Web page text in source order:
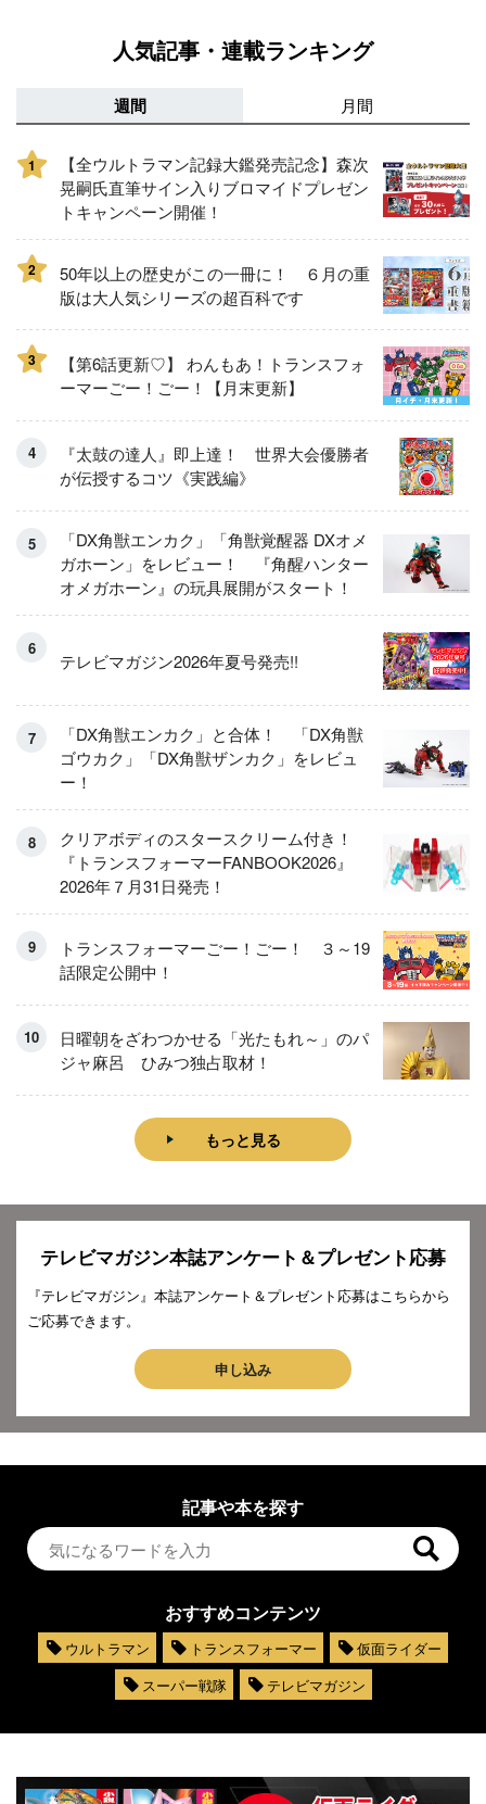
人気記事・連載ランキング
週間 月間
1
【全ウルトラマン記録大鑑発売記念】森次
晃嗣氏直筆サイン入りブロマイドプレゼン
トキャンペーン開催！
2
50年以上の歴史がこの一冊に！ ６月の重
版は大人気シリーズの超百科です
3
【第6話更新♡】 わんもあ！トランスフォ
ーマーごー！ごー！【月末更新】
『太鼓の達人』即上達！ 世界大会優勝者
が伝授するコツ《実践編》
「DX角獣エンカク」「角獣覚醒器 DXオメ
ガホーン」をレビュー！ 『角醒ハンター
オメガホーン』の玩具展開がスタート！
テレビマガジン2026年夏号発売!!
「DX角獣エンカク」と合体！ 「DX角獣
ゴウカク」「DX角獣ザンカク」をレビュ
ー！
クリアボディのスタースクリーム付き！
『トランスフォーマーFANBOOK2026』
2026年７月31日発売！
トランスフォーマーごー！ごー！ ３～19
話限定公開中！
日曜朝をざわつかせる「光たもれ～」のパ
ジャ麻呂 ひみつ独占取材！
もっと見る
テレビマガジン本誌アンケート＆プレゼント応募
『テレビマガジン』本誌アンケート＆プレゼント応募はこちらから
ご応募できます。
申し込み
記事や本を探す
おすすめコンテンツ
ウルトラマン トランスフォーマー
仮面ライダー
スーパー戦隊
テレビマガジン